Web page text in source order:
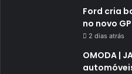
Ford cria
no novo
2 dias atrás
OMODA |